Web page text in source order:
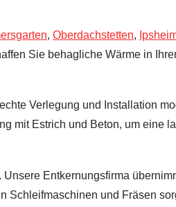
, Oberdachstetten,
Sie behagliche Wärme in
Verlegung und Installation
mit Estrich und Beton, um eine
Entkernungsfirma
und Fräsen